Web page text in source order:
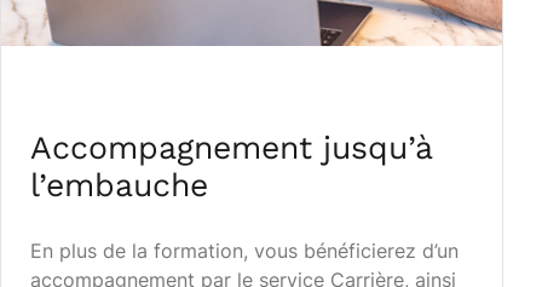
Accompagnement jusqu’à
l’embauche
En plus de la formation, vous bénéficierez d’un
accompagnement par le service Carrière, ainsi